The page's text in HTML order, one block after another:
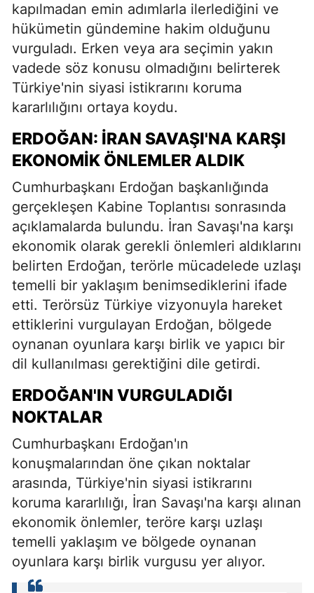
kapılmadan emin adımlarla ilerlediğini ve
hükümetin gündemine hakim olduğunu
vurguladı. Erken veya ara seçimin yakın
vadede söz konusu olmadığını belirterek
Türkiye'nin siyasi istikrarını koruma
kararlılığını ortaya koydu.
ERDOĞAN: İRAN SAVAŞI'NA KARŞI
EKONOMIK ÖNLEMLER ALDIK
Cumhurbaşkanı Erdoğan başkanlığında
gerçekleşen Kabine Toplantısı sonrasında
açıklamalarda bulundu. İran Savaşı'na karşı
ekonomik olarak gerekli önlemleri aldıklarını
belirten Erdoğan, terörle mücadelede uzlaşı
temelli bir yaklaşım benimsediklerini ifade
etti. Terörsüz Türkiye vizyonuyla hareket
ettiklerini vurgulayan Erdoğan, bölgede
oynanan oyunlara karşı birlik ve yapıcı bir
dil kullanılması gerektiğini dile getirdi.
ERDOĞAN'IN VURGULADIĞI
NOKTALAR
Cumhurbaşkanı Erdoğan'ın
konuşmalarından öne çıkan noktalar
arasında, Türkiye'nin siyasi istikrarını
koruma kararlılığı, İran Savaşı'na karşı alınan
ekonomik önlemler, teröre karşı uzlaşı
temelli yaklaşım ve bölgede oynanan
oyunlara karşı birlik vurgusu yer alıyor.